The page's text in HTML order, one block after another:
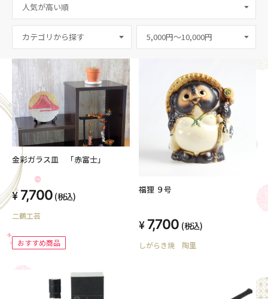
カテゴリから探す
金彩ガラス皿 「赤富士」
7,700 (税込)
二鶴工芸
おすすめ商品
福狸 ９号
7,700 (税込)
しがらき焼 陶里